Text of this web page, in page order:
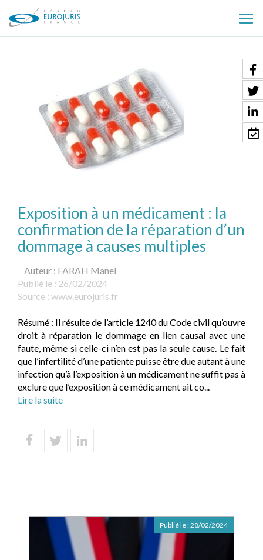
le
Exposition à un médicament : la
confirmation de la réparation d’un
dommage à causes multiples
Auteur : FARAH Manel
Publié le : 26/02/2024
Source : www.eurojuris.fr
Résumé : Il résulte de l’article 1240 du Code civil qu’ouvre
droit à réparation le dommage en lien causal avec une
faute, même si celle-ci n’en est pas la seule cause. Le fait
que l’infertilité d’une patiente puisse être due autant à une
infection qu’à l’exposition à un médicament ne suffit pas à
exclure que l’exposition à ce médicament ait co...
Lire la suite
Publié le :28/02/2024